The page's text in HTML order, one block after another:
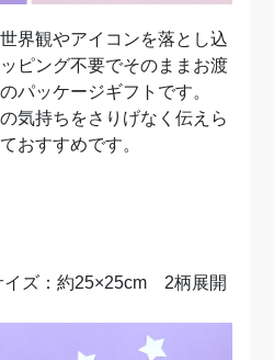
界観やアイコンを落とし込
ピング不要でそのままお渡
パッケージギフトです。
気持ちをさりげなく伝えら
おすすめです。
イズ：約25×25cm 2柄展開